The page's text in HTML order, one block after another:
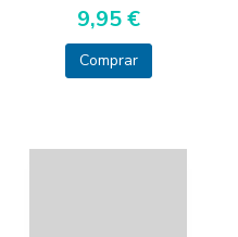
9,95 €
Comprar